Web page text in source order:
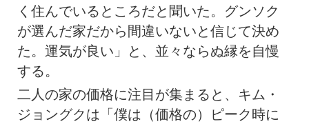
く住んでいるところだと聞いた。グンソク
が選んだ家だから間違いないと信じて決め
た。運気が良い」と、並々ならぬ縁を自慢
する。
二人の家の価格に注目が集まると、キム・
ジョングクは「僕は（価格の）ピーク時に